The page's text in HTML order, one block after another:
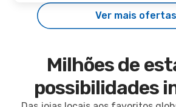
Ver mais ofertas
Milhões de
possibilidades